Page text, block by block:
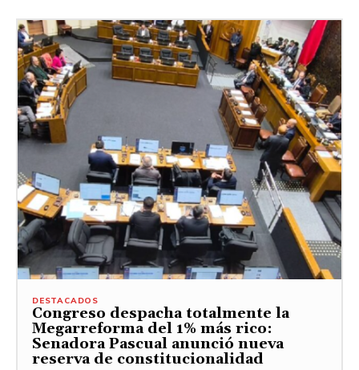
DESTACADOS
Congreso despacha totalmente la
Megarreforma del 1% más rico:
Senadora Pascual anunció nueva
reserva de constitucionalidad